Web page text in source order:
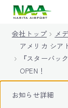
会社トップ メ
アメリカ シア
『スターバッ
OPEN！
お知らせ詳細